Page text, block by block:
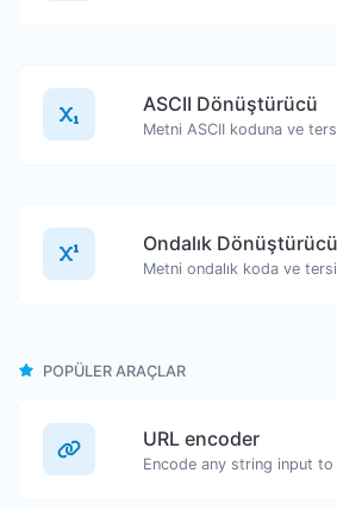
ASCII Dönüştürücü
Ondalık Dönüştürücü
POPÜLER ARAÇLAR
URL encoder